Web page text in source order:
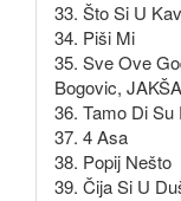
33. Što Si U
34. Piši Mi
35. Sve Ove
Bogovic,
36. Tamo Di
37. 4 Asa
38. Popij Nešto
39. Čija Si U